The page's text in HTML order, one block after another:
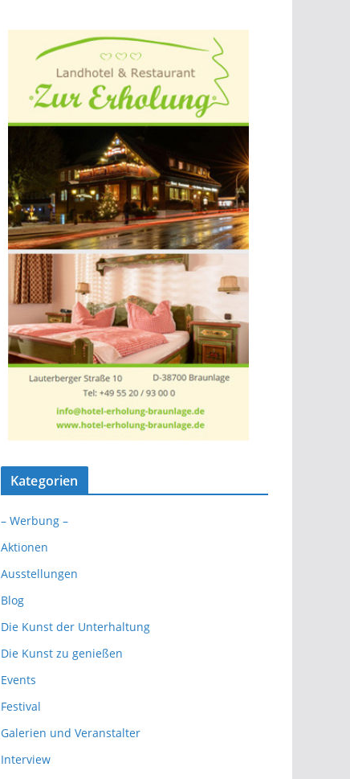
Kategorien
– Werbung –
Aktionen
Ausstellungen
Blog
Die Kunst der Unterhaltung
Die Kunst zu genießen
Events
Festival
Galerien und Veranstalter
Interview